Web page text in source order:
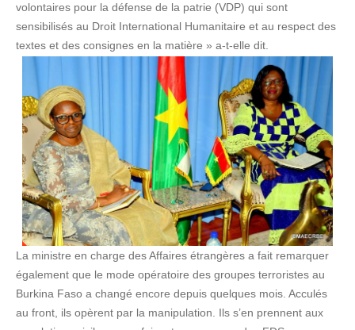
volontaires pour la défense de la patrie (VDP) qui sont
sensibilisés au Droit International Humanitaire et au respect des
textes et des consignes en la matière » a-t-elle dit.
La ministre en charge des Affaires étrangères a fait remarquer
également que le mode opératoire des groupes terroristes au
Burkina Faso a changé encore depuis quelques mois. Acculés
au front, ils opèrent par la manipulation. Ils s’en prennent aux